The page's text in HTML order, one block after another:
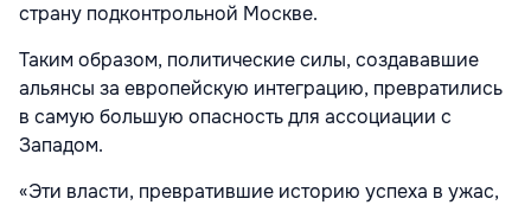
страну подконтрольной Москве.
Таким образом, политические силы, создававшие
альянсы за европейскую интеграцию, превратились
в самую большую опасность для ассоциации с
Западом.
«Эти власти, превратившие историю успеха в ужас,